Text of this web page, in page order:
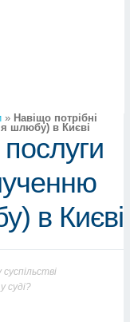
» Навіщо потрібні
шлюбу) в Києві
в Києві
суді?